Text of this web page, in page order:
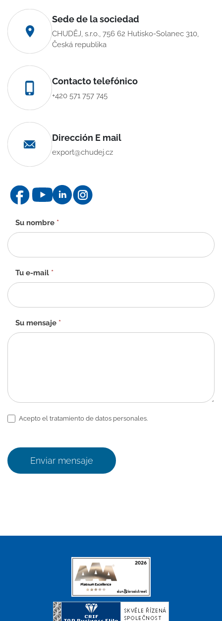
Sede de la sociedad
CHUDĚJ, s.r.o., 756 62 Hutisko-Solanec 310,
Česká republika
Contacto telefónico
+420 571 757 745
Dirección E mail
export@chudej.cz
Formulario
de
contacto
-
Su nombre *
Tu e-mail *
Su mensaje *
Acepto el tratamiento de datos personales.
Enviar mensaje